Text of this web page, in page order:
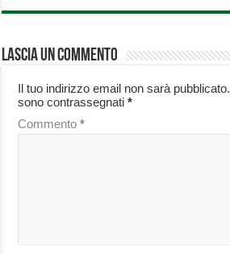
Lascia un commento
Il tuo indirizzo email non sarà pubblicato.
sono contrassegnati*
Commento*